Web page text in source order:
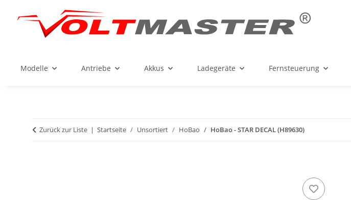
Modelle Antriebe Akkus Ladegeräte Fernsteuerung
Zurück zur Liste Startseite Unsortiert HoBao HoBao - STAR DECAL (H89630)